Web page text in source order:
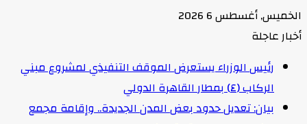
الخميس, أغسطس 6 2026
أخبار عاجلة
رئيس الوزراء يستعرض الموقف التنفيذي لمشروع مبني
الركاب (٤) بمطار القاهرة الدولي
بيان: تعديل حدود بعض المدن الجديدة.. وإقامة مجمع